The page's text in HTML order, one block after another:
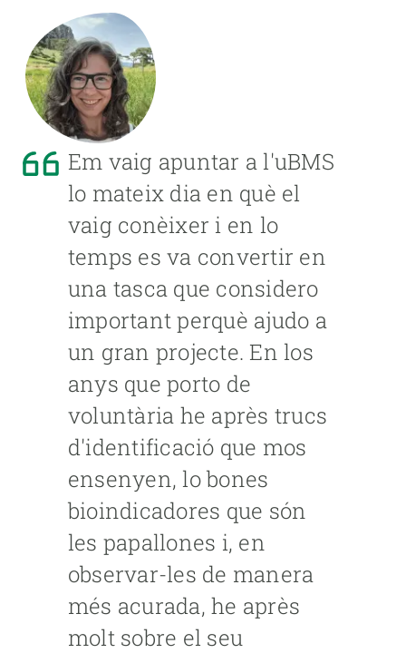
Em vaig apuntar a l'uBMS
lo mateix dia en què el
vaig conèixer i en lo
temps es va convertir en
una tasca que considero
important perquè ajudo a
un gran projecte. En los
anys que porto de
voluntària he après trucs
d'identificació que mos
ensenyen, lo bones
bioindicadores que són
les papallones i, en
observar-les de manera
més acurada, he après
molt sobre el seu